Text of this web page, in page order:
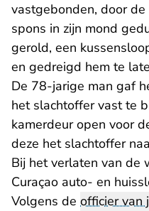
vastgebonden, door
spons in zijn mond
gerold, een
en gedreigd hem te
De 78-jarige man gaf
het slachtoffer vast te
kamerdeur open voor
deze het slachtoffer
Bij het verlaten van de
Curaçao auto- en
Volgens de officier van